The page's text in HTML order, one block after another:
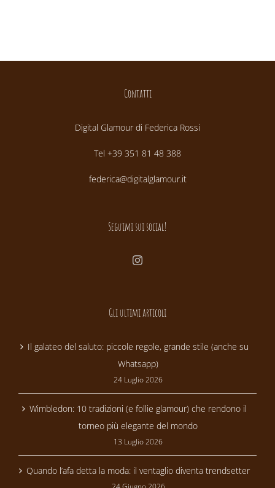
Contatti
Digital Glamour di Federica Rossi
Tel +39 351 81 48 388
federica@digitalglamour.it
Seguimi sui social!
Gli ultimi articoli
Il galateo del saluto: piccole regole, grande stile (anche su
Whatsapp)
24 Luglio 2026
Wimbledon: 10 tradizioni (e follie glamour) che rendono il
torneo più elegante del mondo
13 Luglio 2026
Quando l’afa detta la moda: il ventaglio diventa trendsetter